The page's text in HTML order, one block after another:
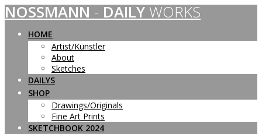
Skip
to
content
NOSSMANN - DAILY WORKS
HOME
Artist/Künstler
About
Sketches
DAILYS
SHOP
Drawings/Originals
Fine Art Prints
SKETCHBOOK 2024